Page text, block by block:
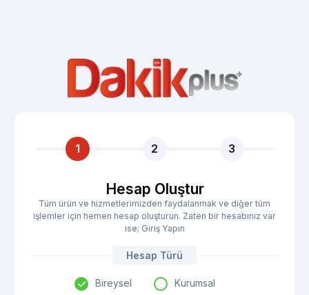
1 2 3
Hesap Oluştur
Tüm ürün ve hizmetlerimizden faydalanmak ve diğer tüm
işlemler için hemen hesap oluşturun. Zaten bir hesabınız var
ise; Giriş Yapın
Hesap Türü
Bireysel Kurumsal